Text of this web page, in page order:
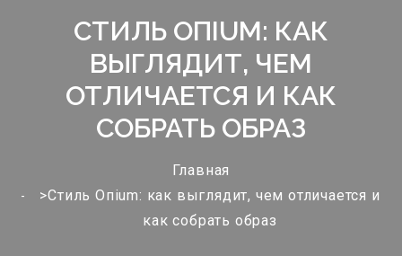
СТИЛЬ ОПIUM: КАК
ВЫГЛЯДИТ, ЧЕМ
ОТЛИЧАЕТСЯ И КАК
СОБРАТЬ ОБРАЗ
Главная
>Стиль Опium: как выглядит, чем отличается и
как собрать образ